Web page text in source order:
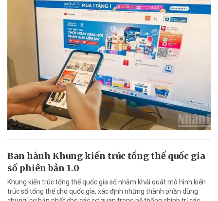
Ban hành Khung kiến trúc tổng thể quốc gia
số phiên bản 1.0
Khung kiến trúc tổng thể quốc gia số nhằm khái quát mô hình kiến
trúc số tổng thể cho quốc gia, xác định những thành phần dùng